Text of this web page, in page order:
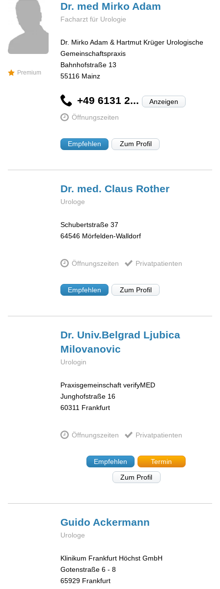
Premium
Dr. med Mirko Adam
Facharzt für Urologie
Dr. Mirko Adam & Hartmut Krüger Urologische
Gemeinschaftspraxis
Bahnhofstraße 13
55116 Mainz
+49 6131 2... Anzeigen
Öffnungszeiten
Empfehlen Zum Profil
Dr. med. Claus Rother
Urologe
Schubertstraße 37
64546 Mörfelden-Walldorf
Öffnungszeiten Privatpatienten
Empfehlen Zum Profil
Dr. Univ.Belgrad Ljubica
Milovanovic
Urologin
Praxisgemeinschaft verifyMED
Junghofstraße 16
60311 Frankfurt
Öffnungszeiten Privatpatienten
Empfehlen
Termin
Zum Profil
Guido Ackermann
Urologe
Klinikum Frankfurt Höchst GmbH
Gotenstraße 6 - 8
65929 Frankfurt